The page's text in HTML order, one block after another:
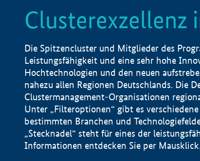
Clusterexzellenz
Die Spitzencluster und Mitglieder des
Leistungsfähigkeit und eine sehr hohe
Hochtechnologien und den neuen
nahezu allen Regionen Deutschlands. Die
Clustermanagement-Organisationen
Unter „Filteroptionen“ gibt es
bestimmten Branchen und
„Stecknadel“ steht für eines der
Informationen entdecken Sie per